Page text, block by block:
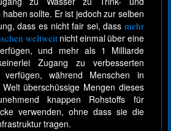
sollte. Er ist jedoch zur selben
dass es nicht fair sei, dass mehr
weltweit nicht einmal über eine
und mehr als 1 Milliarde
Zugang zu verbesserten
verfügen, während Menschen in
überschüssige Mengen dieses
knappen Rohstoffs für
verwenden, ohne dass sie die
tragen.